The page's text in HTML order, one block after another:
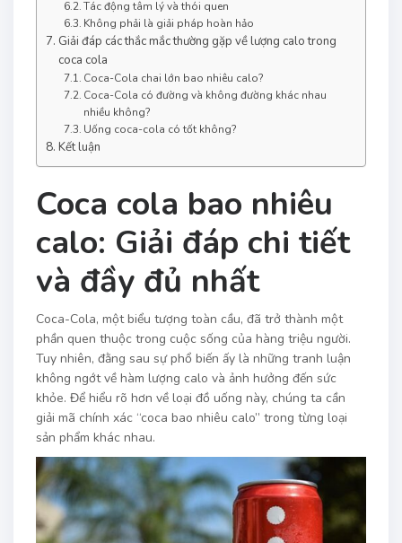
Tác động tâm lý và thói quen
Không phải là giải pháp hoàn hảo
Giải đáp các thắc mắc thường gặp về lượng calo trong
coca cola
Coca-Cola chai lớn bao nhiêu calo?
Coca-Cola có đường và không đường khác nhau
nhiều không?
Uống coca-cola có tốt không?
Kết luận
Coca cola bao nhiêu
calo: Giải đáp chi tiết
và đầy đủ nhất
Coca-Cola, một biểu tượng toàn cầu, đã trở thành một
phần quen thuộc trong cuộc sống của hàng triệu người.
Tuy nhiên, đằng sau sự phổ biến ấy là những tranh luận
không ngớt về hàm lượng calo và ảnh hưởng đến sức
khỏe. Để hiểu rõ hơn về loại đồ uống này, chúng ta cần
giải mã chính xác “coca bao nhiêu calo” trong từng loại
sản phẩm khác nhau.